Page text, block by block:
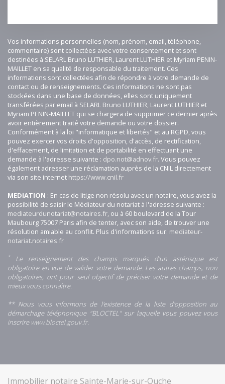
Vos informations personnelles (nom, prénom, email, téléphone,
commentaire) sont collectées avec votre consentement et sont
destinées à SELARL Bruno LUTHIER, Laurent LUTHIER et Myriam PENIN-
MAILLET en sa qualité de responsable du traitement. Ces
informations sont collectées afin de répondre à votre demande de
contact ou de renseignements. Ces informations ne sont pas
stockées dans une base de données, elles sont uniquement
transférées par email à SELARL Bruno LUTHIER, Laurent LUTHIER et
Myriam PENIN-MAILLET qui se chargera de supprimer ce dernier après
avoir entièrement traité votre demande ou votre dossier.
Conformément à la loi "informatique et libertés" et au RGPD, vous
pouvez exercer vos droits d'opposition, d'accès, de rectification,
d'effacement, de limitation et de portabilité en effectuant une
demande à l'adresse suivante : dpo.not@adnov.fr. Vous pouvez
également adresser une réclamation auprès de la CNIL directement
via son site internet https://www.cnil.fr
MEDIATION : En cas de litige non résolu avec un notaire, vous avez la
possibilité de saisir le Médiateur du notariat à l'adresse suivante :
mediateurdunotariat@notaires.fr, ou à 60 boulevard de la Tour
Maubourg 75007 Paris afin de tenter, avec son aide, de trouver une
résolution amiable au conflit. Plus d'informations sur: mediateur-
notariat.notaires.fr
*Le renseignement des champs marqués d'un astérisque est
obligatoire en vue de valider votre demande. Les autres champs, non
obligatoires, ont pour seul objectif de préciser votre demande et de
mieux vous connaître.
** Nous vous informons de l'existence de la liste d'opposition au
démarchage téléphonique "BLOCTEL" sur laquelle vous pouvez vous
inscrire www.bloctel.gouv.fr.
Immobilier notaire Sainte-Marie-sur-Ouche